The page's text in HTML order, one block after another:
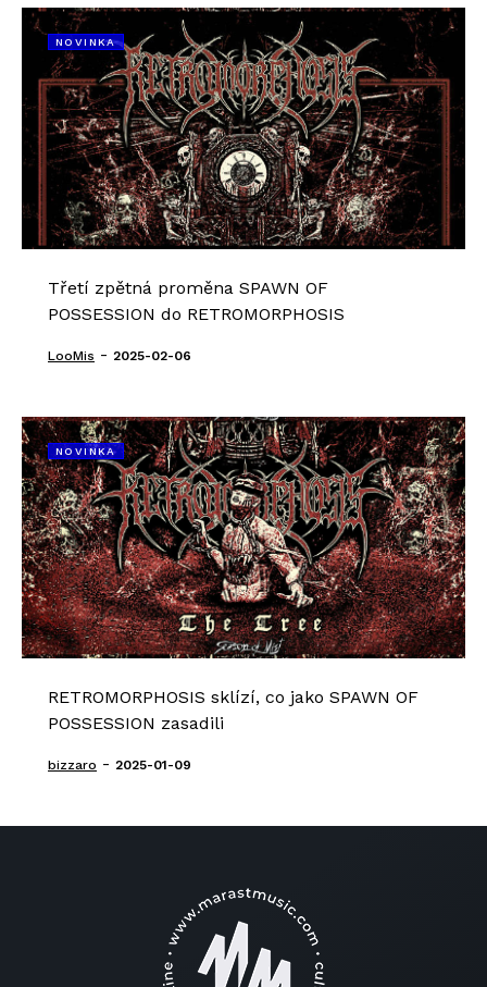
NOVINKA
Třetí zpětná proměna SPAWN OF
POSSESSION do RETROMORPHOSIS
LooMis - 2025-02-06
NOVINKA
RETROMORPHOSIS sklízí, co jako SPAWN OF
POSSESSION zasadili
bizzaro - 2025-01-09